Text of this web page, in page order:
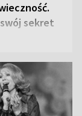
sekret